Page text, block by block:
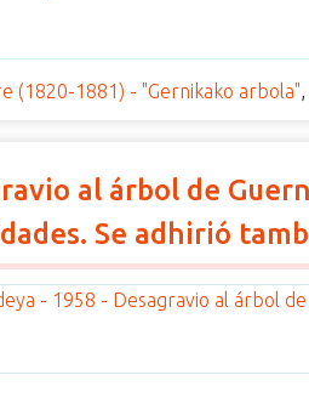
(1820-1881) - "Gernikako arbola"
al árbol de
Se adhirió